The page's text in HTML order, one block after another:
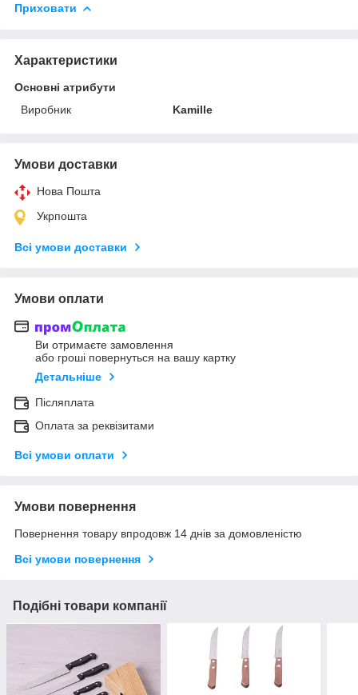
Приховати
Характеристики
Основні атрибути
Виробник
Kamille
Умови доставки
Нова Пошта
Укрпошта
Всі умови доставки
Умови оплати
Ви отримаєте замовлення
або гроші повернуться на вашу картку
Детальніше
Післяплата
Оплата за реквізитами
Всі умови оплати
Умови повернення
Повернення товару впродовж 14 днів за домовленістю
Всі умови повернення
Подібні товари компанії